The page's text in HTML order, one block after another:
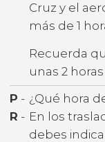
Cruz y el
más de 1
Recuerda
unas 2
P - ¿Qué hora
R - En los
debes